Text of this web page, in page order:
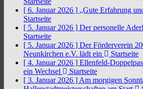
[ 6. Januar 2026 ] „Gute Erfahrung
Startseite
[ 5. Januar 2026 ] Der personelle
Startseite
[ 5. Januar 2026 ] Der Förderverein
Neunkirchen e.V. lädt ein
Startseite
[ 4. Januar 2026 ] Ellenfeld-
ein Wechsel
Startseite
[ 3. Januar 2026 ] Am morgigen